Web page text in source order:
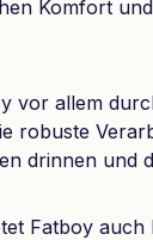
Komfort
vor allem
robuste
drinnen und
Fatboy